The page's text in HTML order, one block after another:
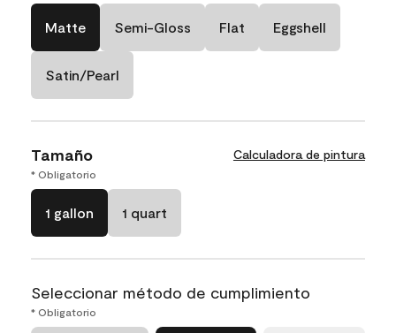
Matte Semi-Gloss Flat Eggshell
Satin/Pearl
Tamaño Calculadora de pintura
* Obligatorio
1 gallon 1 quart
Seleccionar método de cumplimiento
* Obligatorio